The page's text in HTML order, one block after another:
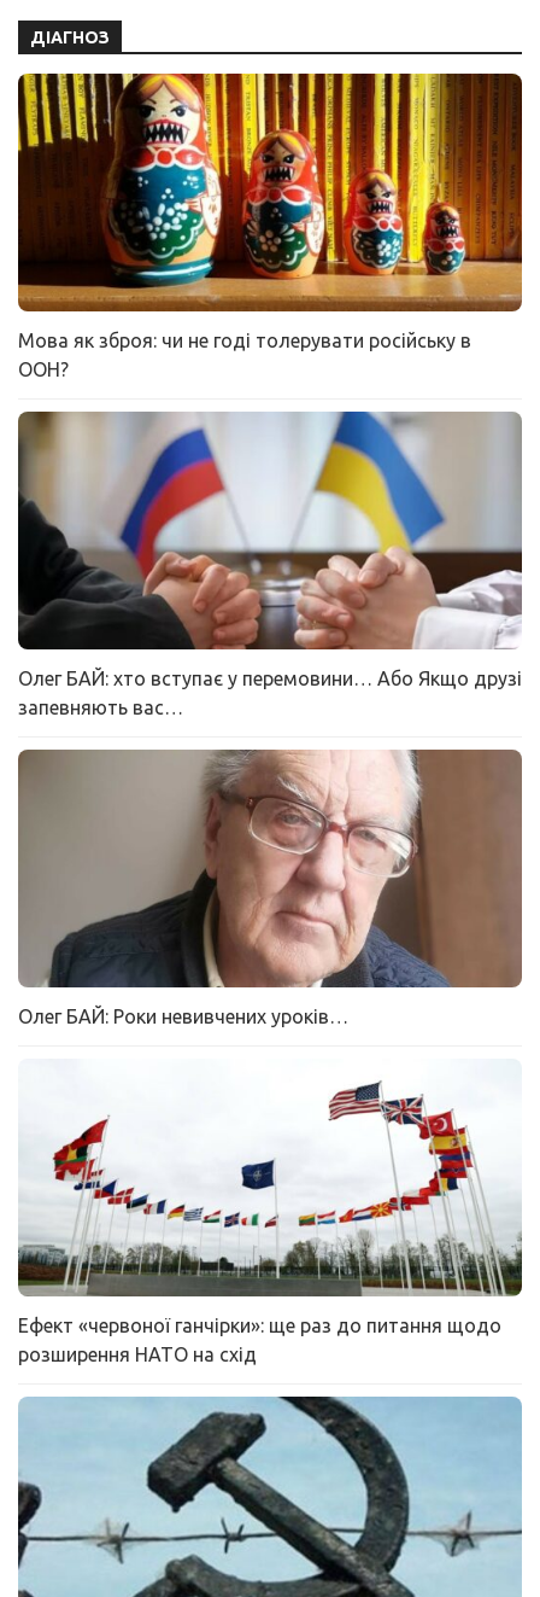
ДІАГНОЗ
Мова як зброя: чи не годі толерувати російську в
ООН?
Олег БАЙ: хто вступає у перемовини… Або Якщо друзі
запевняють вас…
Олег БАЙ: Роки невивчених уроків…
Ефект «червоної ганчірки»: ще раз до питання щодо
розширення НАТО на схід